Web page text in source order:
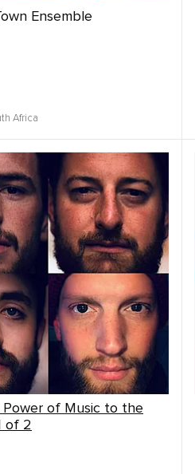
Ensemble
Africa
of Music to the
of 2